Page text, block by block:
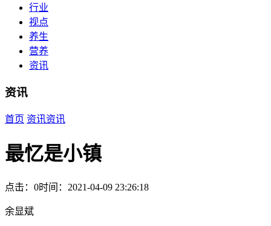
行业
视点
养生
营养
资讯
资讯
首页 资讯资讯
最忆是小镇
点击：0时间：2021-04-09 23:26:18
余显斌